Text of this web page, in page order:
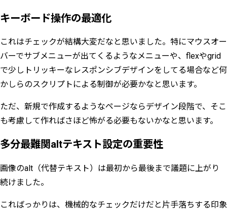
キーボード操作の最適化
これはチェックが結構大変だなと思いました。特にマウスオー
バーでサブメニューが出てくるようなメニューや、flexやgrid
で少しトリッキーなレスポンシブデザインをしてる場合など何
かしらのスクリプトによる制御が必要かなと思います。
ただ、新規で作成するようなページならデザイン段階で、そこ
も考慮して作ればさほど怖がる必要もないかなと思います。
多分最難関altテキスト設定の重要性
画像のalt（代替テキスト）は最初から最後まで議題に上がり
続けました。
こればっかりは、機械的なチェックだけだと片手落ちする印象